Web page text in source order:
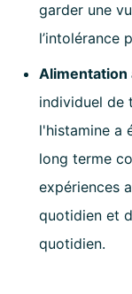
garder une
l’intolérance
Alimentation
individuel de
l'histamine a
long terme
expériences
quotidien et
quotidien.